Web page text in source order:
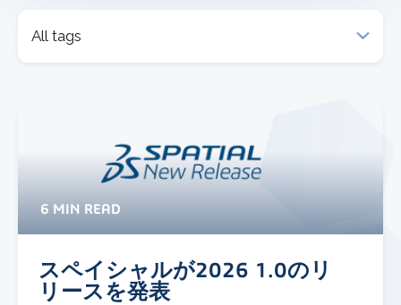
6 MIN READ
スペイシャルが2026 1.0のリ
リースを発表